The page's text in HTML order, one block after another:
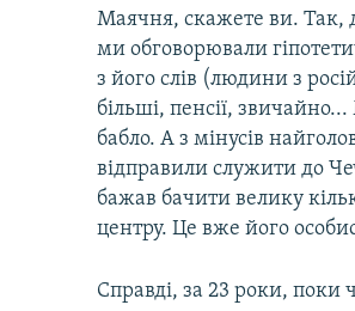
Маячня, скажете ви. Так,
ми обговорювали
з його слів (людини з
більші, пенсії,
бабло. А з мінусів
відправили служити до
бажав бачити велику
центру. Це вже його
Справді, за 23 роки, поки